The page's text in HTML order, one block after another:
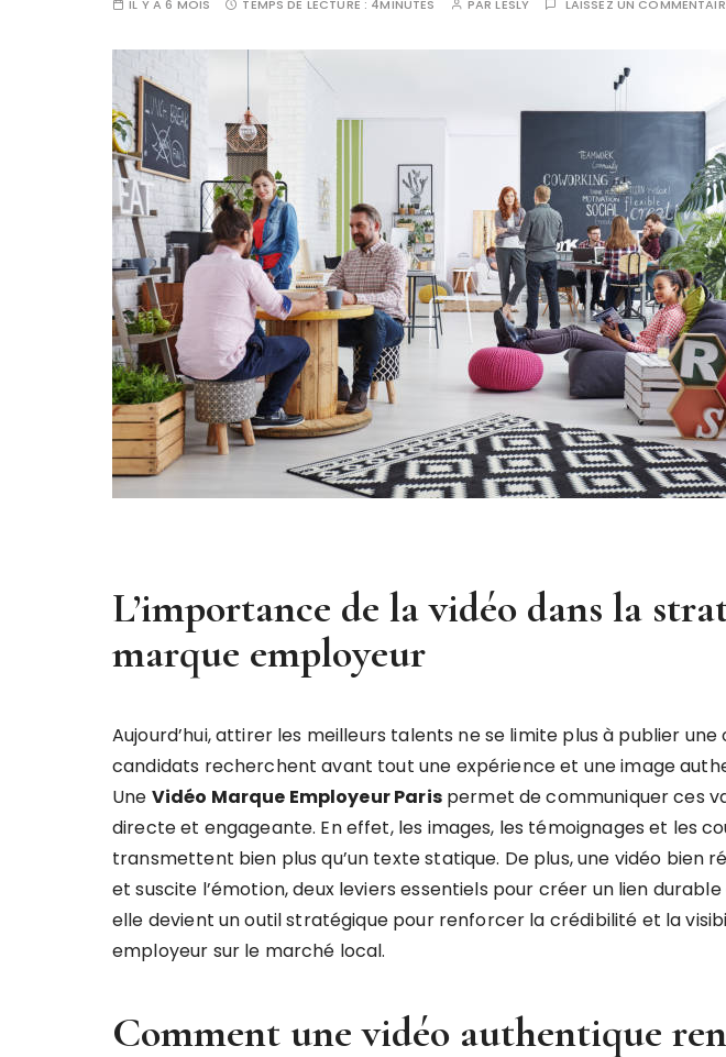
IL Y A 6 MOIS TEMPS DE LECTURE : 4MINUTES PARLESLY LAISSEZ UN
L’importance de la vidéo dans la
marque employeur
Aujourd’hui, attirer les meilleurs talents ne se limite plus à publier une
candidats recherchent avant tout une expérience et une image
Une Vidéo Marque Employeur Parispermet de communiquer ces
directe et engageante. En effet, les images, les témoignages et les
transmettent bien plus qu’un texte statique. De plus, une vidéo bien
et suscite l’émotion, deux leviers essentiels pour créer un lien
elle devient un outil stratégique pour renforcer la crédibilité et la
employeur sur le marché local.
Comment une vidéo authentique